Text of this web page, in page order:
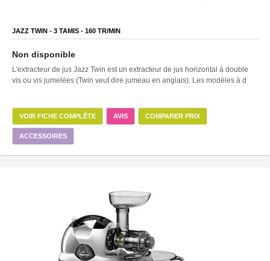
JAZZ TWIN - 3 TAMIS - 160 TR/MIN
Non disponible
L'extracteur de jus Jazz Twin est un extracteur de jus horizontal à double
vis ou vis jumelées (Twin veut dire jumeau en anglais). Les modèles à d
VOIR FICHE COMPLÈTE AVIS COMPARER PRIX
ACCESSOIRES